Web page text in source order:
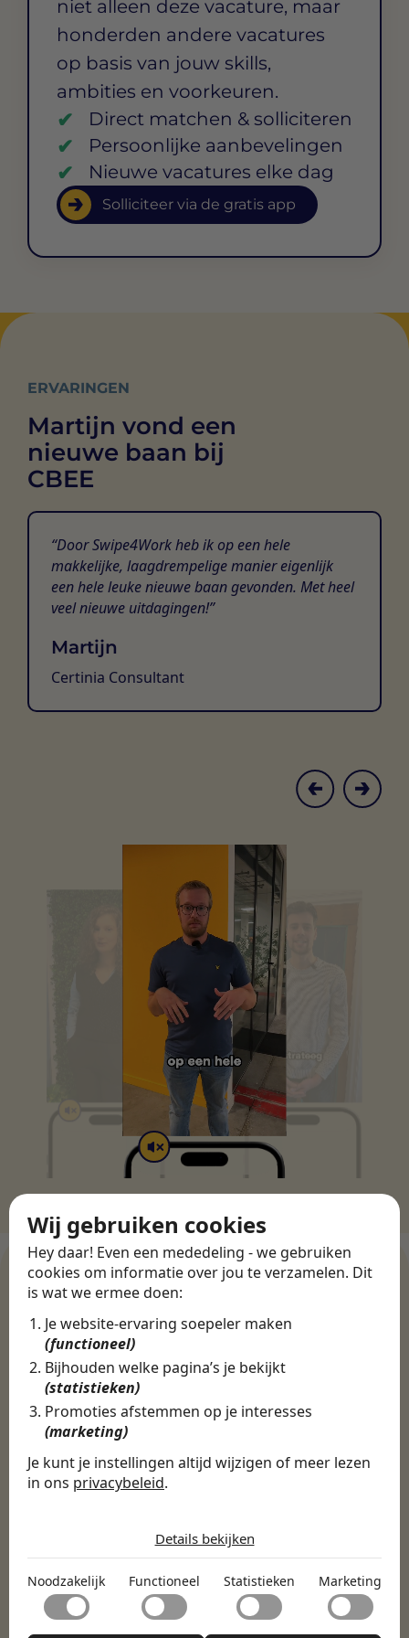
Wij gebruiken cookies
Hey daar! Even een mededeling - we gebruiken
cookies om informatie over jou te verzamelen. Dit
is wat we ermee doen:
Je website-ervaring soepeler maken
(functioneel)
Bijhouden welke pagina’s je bekijkt
(statistieken)
Promoties afstemmen op je interesses
(marketing)
Je kunt je instellingen altijd wijzigen of meer lezen
in ons privacybeleid.
Noodzakelijk
Noodzakelijke cookies helpen een website bruikbaar te
maken door basisfuncties zoals paginanavigatie en
toegang tot beveiligde delen van de website mogelijk te
Functioneel
Details bekijken
Noodzakelijk Functioneel Statistieken Marketing
niet alleen deze vacature, maar
honderden andere vacatures
op basis van jouw skills,
ambities en voorkeuren.
Direct matchen & solliciteren
Persoonlijke aanbevelingen
Nieuwe vacatures elke dag
Solliciteer via de gratis app
ERVARINGEN
Martijn vond een
nieuwe baan bij
CBEE
Door Swipe4Work heb ik op een hele
makkelijke, laagdrempelige manier eigenlijk
een hele leuke nieuwe baan gevonden. Met heel
veel nieuwe uitdagingen!
Martijn
Certinia Consultant
WERKGEVERS
Ontdek meer dan 500+
werkgevers
Finance, HR & administratie
Marketing & Communicatie
Sales & Inkoop
Beleid & Organisatie
Onderwijs & Kinderopvang